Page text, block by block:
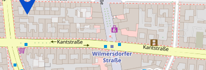
von Daten aus